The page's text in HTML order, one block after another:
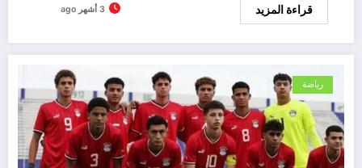
قراءة المزيد 3 أشهر ago
رياضة